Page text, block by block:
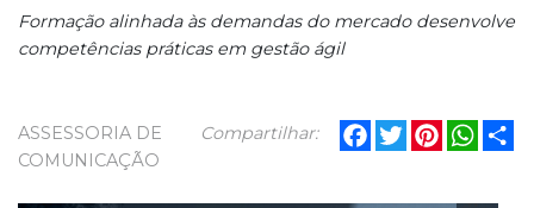
Formação alinhada às demandas do mercado desenvolve
competências práticas em gestão ágil
Compartilhar: Facebook
TwitterPinterest
ASSESSORIA DE
COMUNICAÇÃO